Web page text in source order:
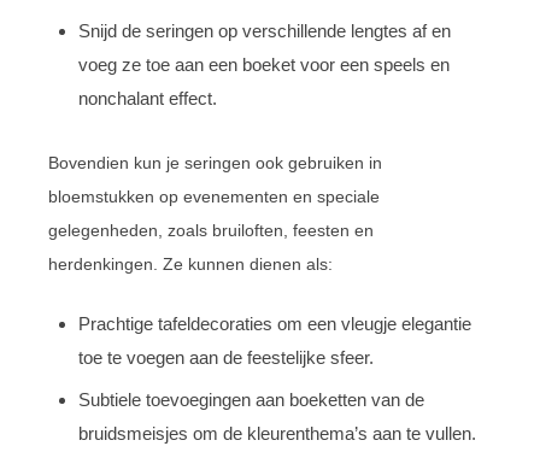
Snijd de seringen op verschillende lengtes af en
voeg ze toe aan een boeket voor een speels en
nonchalant effect.
Bovendien kun je seringen ook gebruiken in
bloemstukken op evenementen en speciale
gelegenheden, zoals bruiloften, feesten en
herdenkingen. Ze kunnen dienen als:
Prachtige tafeldecoraties om een vleugje elegantie
toe te voegen aan de feestelijke sfeer.
Subtiele toevoegingen aan boeketten van de
bruidsmeisjes om de kleurenthema’s aan te vullen.